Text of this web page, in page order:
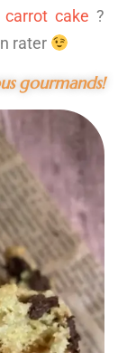
cake ?
rater
gourmands!